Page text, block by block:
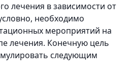
лечения в зависимости от
необходимо
мероприятий на
лечения. Конечную цель
следующим